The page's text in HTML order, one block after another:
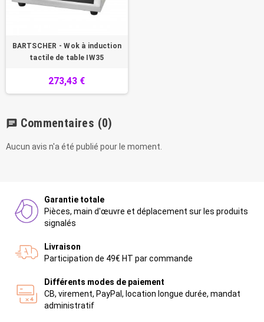
BARTSCHER - Wok à induction
tactile de table IW35
273,43 €
chat Commentaires (0)
Aucun avis n'a été publié pour le moment.
Garantie totale
Pièces, main d'œuvre et déplacement sur les produits
signalés
Livraison
Participation de 49€ HT par commande
Différents modes de paiement
CB, virement, PayPal, location longue durée, mandat
administratif